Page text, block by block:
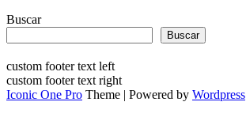
Buscar
Buscar
custom footer text left
custom footer text right
Iconic One Pro Theme | Powered by Wordpress